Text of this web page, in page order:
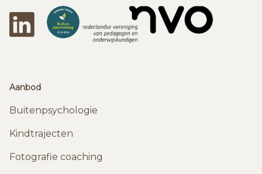
LinkedInDeBuitenpsychologen
Aanbod
Buitenpsychologie
Kindtrajecten
Fotografie coaching